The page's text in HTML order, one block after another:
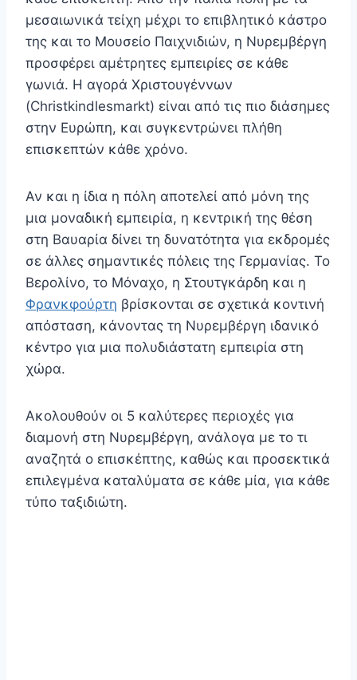
μεσαιωνικά τείχη μέχρι το επιβλητικό κάστρο
της και το Μουσείο Παιχνιδιών, η Νυρεμβέργη
προσφέρει αμέτρητες εμπειρίες σε κάθε
γωνιά. Η αγορά Χριστουγέννων
(Christkindlesmarkt) είναι από τις πιο διάσημες
στην Ευρώπη, και συγκεντρώνει πλήθη
επισκεπτών κάθε χρόνο.
Αν και η ίδια η πόλη αποτελεί από μόνη της
μια μοναδική εμπειρία, η κεντρική της θέση
στη Βαυαρία δίνει τη δυνατότητα για εκδρομές
σε άλλες σημαντικές πόλεις της Γερμανίας. Το
Βερολίνο, το Μόναχο, η Στουτγκάρδη και η
Φρανκφούρτη βρίσκονται σε σχετικά κοντινή
απόσταση, κάνοντας τη Νυρεμβέργη ιδανικό
κέντρο για μια πολυδιάστατη εμπειρία στη
χώρα.
Ακολουθούν οι 5 καλύτερες περιοχές για
διαμονή στη Νυρεμβέργη, ανάλογα με το τι
αναζητά ο επισκέπτης, καθώς και προσεκτικά
επιλεγμένα καταλύματα σε κάθε μία, για κάθε
τύπο ταξιδιώτη.